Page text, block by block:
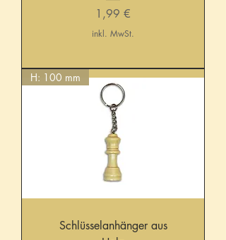
Preis
1,99 €
inkl. MwSt.
H: 100 mm
Schlüsselanhänger aus